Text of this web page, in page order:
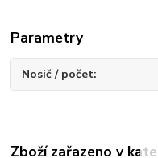
Parametry
Nosič / počet
Zboží zařazeno v